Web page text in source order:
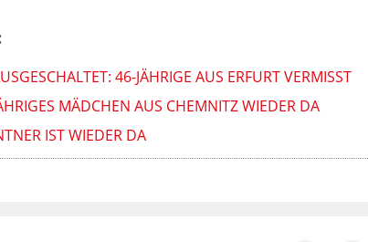
46-JÄHRIGE AUS ERFURT VERMISST
MÄDCHEN AUS CHEMNITZ WIEDER DA
IST WIEDER DA